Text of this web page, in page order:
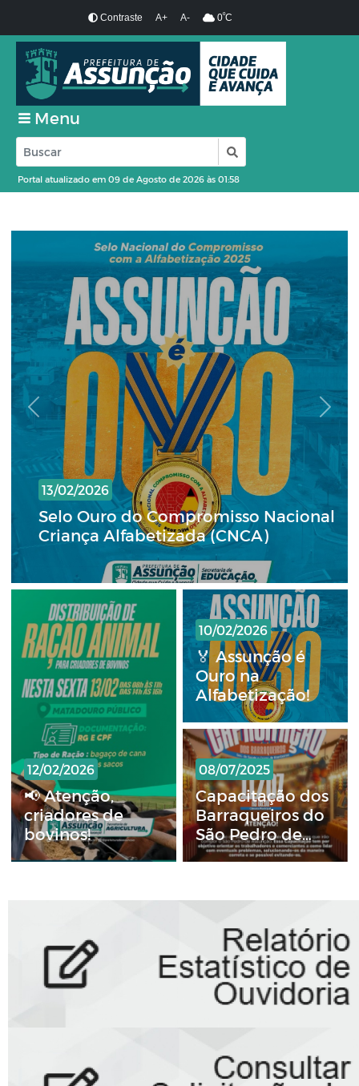
Contraste A+ A- 0ºC
Menu
Portal atualizado em 09 de Agosto de 2026 às 01:58
13/02/2026
Selo Ouro do Compromisso Nacional
Criança Alfabetizada (CNCA)
Previous Next
12/02/2026
📢 Atenção,
criadores de
bovinos!
10/02/2026
🏅 Assunção é
Ouro na
Alfabetização!
08/07/2025
Capacitação dos
Barraqueiros do
São Pedro de
Assunção